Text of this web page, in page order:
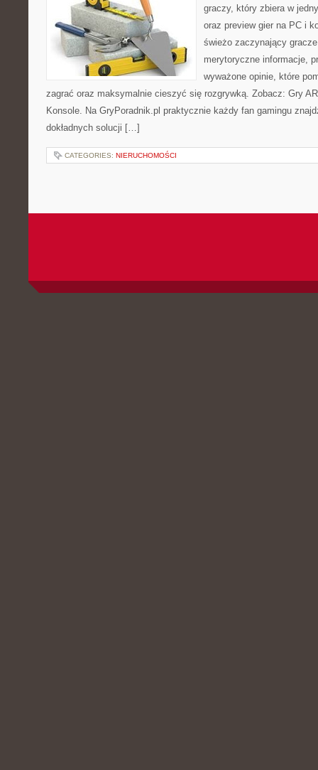
graczy, który zbiera w
oraz preview gier na PC i
świeżo zaczynający
merytoryczne informacje,
wyważone opinie, które
zagrać oraz maksymalnie cieszyć się rozgrywką. Zobacz: Gry
Konsole. Na GryPoradnik.pl praktycznie każdy fan gamingu
dokładnych solucji […]
CATEGORIES: NIERUCHOMOŚCI